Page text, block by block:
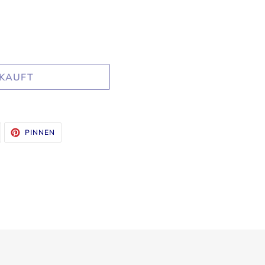
PINNEN
PINNEN